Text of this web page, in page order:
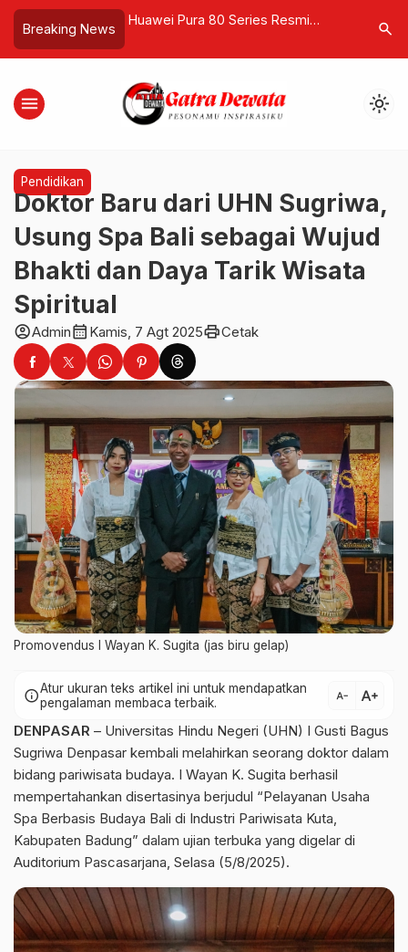
Breaking News
Soekarno di
seperti Patah
Huawei Pura 80 Series Resmi
Segmen Premium dengan Kamera
Kelas Profesional
Black
Lensa
search
menu light_mode
Pendidikan
Doktor Baru dari UHN Sugriwa,
Usung Spa Bali sebagai Wujud
Bhakti dan Daya Tarik Wisata
Spiritual
account_circleAdmincalendar_month Kamis, 7 Agt 2025printCetak
Promovendus I Wayan K. Sugita (jas biru gelap)
infoAtur ukuran teks artikel ini untuk mendapatkan
pengalaman membaca terbaik.
text_decrease text_increase
DENPASAR – Universitas Hindu Negeri (UHN) I Gusti Bagus
Sugriwa Denpasar kembali melahirkan seorang doktor dalam
bidang pariwisata budaya. I Wayan K. Sugita berhasil
mempertahankan disertasinya berjudul “Pelayanan Usaha
Spa Berbasis Budaya Bali di Industri Pariwisata Kuta,
Kabupaten Badung” dalam ujian terbuka yang digelar di
Auditorium Pascasarjana, Selasa (5/8/2025).